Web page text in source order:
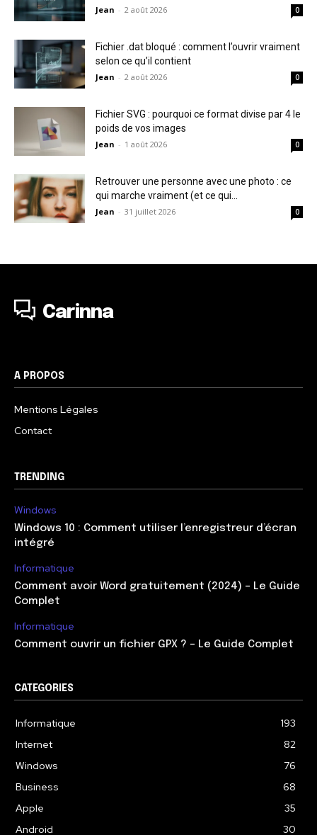
Jean - 2 août 2026 0
Fichier .dat bloqué : comment l’ouvrir vraiment
selon ce qu’il contient
Jean - 2 août 2026 0
Fichier SVG : pourquoi ce format divise par 4 le
poids de vos images
Jean - 1 août 2026 0
Retrouver une personne avec une photo : ce
qui marche vraiment (et ce qui...
Jean - 31 juillet 2026 0
Carinna
A PROPOS
Mentions Légales
Contact
TRENDING
Windows
Windows 10 : Comment utiliser l’enregistreur d’écran
intégré
Informatique
Comment avoir Word gratuitement (2024) – Le Guide
Complet
Informatique
Comment ouvrir un fichier GPX ? – Le Guide Complet
CATEGORIES
Informatique
193
Internet
82
Windows
76
Business
68
Apple
35
Android
30